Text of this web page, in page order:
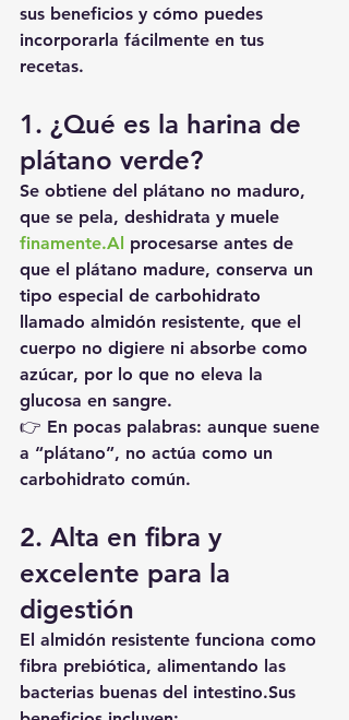
sus beneficios y cómo puedes
incorporarla fácilmente en tus
recetas.
1. ¿Qué es la harina de
plátano verde?
Se obtiene del plátano no maduro,
que se pela, deshidrata y muele
finamente.Al procesarse antes de
que el plátano madure, conserva un
tipo especial de carbohidrato
llamado almidón resistente, que el
cuerpo no digiere ni absorbe como
azúcar, por lo que no eleva la
glucosa en sangre.
👉 En pocas palabras: aunque suene
a “plátano”, no actúa como un
carbohidrato común.
2. Alta en fibra y
excelente para la
digestión
El almidón resistente funciona como
fibra prebiótica, alimentando las
bacterias buenas del intestino.Sus